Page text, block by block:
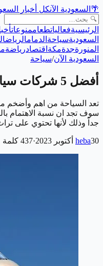
🌴 السعودية الآنكل أخبار
الرئيسيةفعالياتطعاممنوعات
السعوديةسياحة الدمامالرياض
المنورةجدةمكة اقتصادرياضة
السعودية الآن/سياحة
أفضل 5 شركات سياحية في السعودية
تعد السياحة من اهم وأضخم
سوف تجد ان نسبة الاهتمام
جداً وذلك لأنها تحتوي على
heba30 أكتوبر 2023 ·
437 كلمة